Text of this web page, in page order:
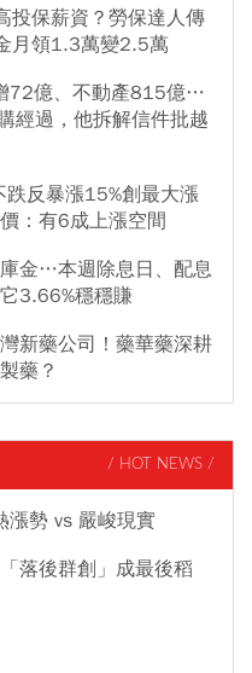
投保薪資？勞保達人傳
月領1.3萬變2.5萬
72億、不動產815億…
經過，他拆解信件批越
反暴漲15%創最大漲
：有6成上漲空間
金…本週除息日、配息
3.66%穩穩賺
新藥公司！藥華藥深耕
藥？
/ HOT NEWS /
漲勢 vs 嚴峻現實
落後群創」成最後稻